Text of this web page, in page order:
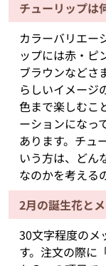
チューリップは
カラーバリエー
ップには赤・ピ
ブラウンなどさ
らしいイメージ
色まで楽しむこ
ーションになっ
あります。チュ
いう方は、どん
なのかを考える
2月の誕生花と
30文字程度のメ
す。注文の際に